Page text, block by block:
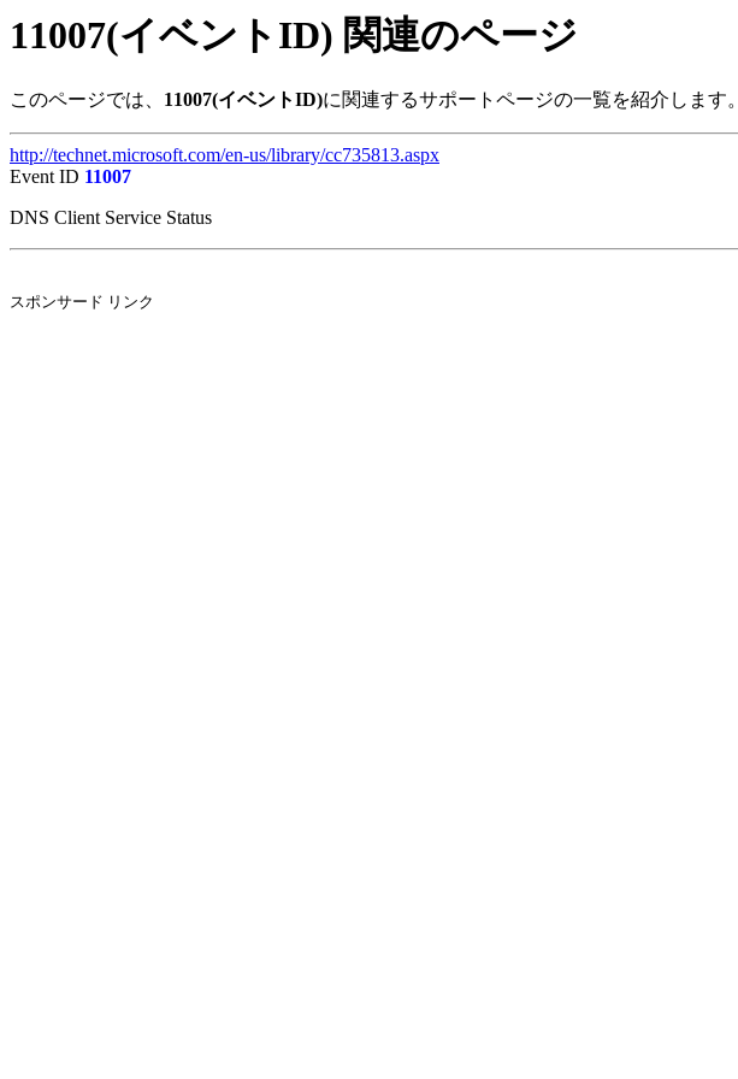
11007(イベントID) 関連のページ
このページでは、 11007(イベントID)に関連するサポートページの一覧を紹介します。
http://technet.microsoft.com/en-us/library/cc735813.aspx
Event ID 11007
DNS Client Service Status
スポンサード リンク